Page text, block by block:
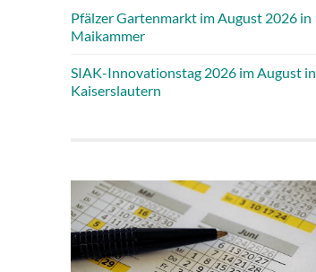
Pfälzer Gartenmarkt im August 2026 in
Maikammer
SIAK-Innovationstag 2026 im August in
Kaiserslautern